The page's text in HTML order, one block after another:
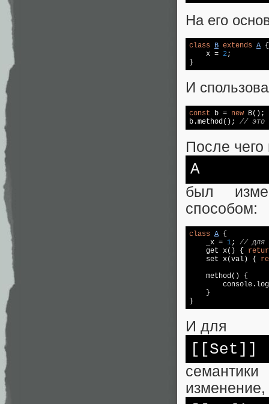
На его
class B extends A {
    x =
2;
}
И
const b = new B();
b.method(); // это
После
A
был
способом:
class A {
    _x =
1; // для
    get x() {
    set x(val) {
    method() {
console
    }
}
И для
[[Set]]